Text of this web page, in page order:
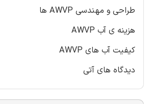
طراحی و مهندسی AWVP ها
هزینه ی آب AWVP
کیفیت آب های AWVP
دیدگاه های آتی